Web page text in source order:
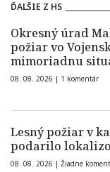
ĎALŠIE Z HS
Okresný úrad
požiar vo
mimoriadnu
08. 08. 2026 | 1 komentár
Lesný požiar v
podarilo
08. 08. 2026 | Žiadne